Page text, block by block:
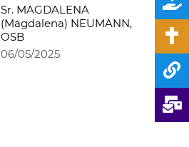
Sr. MAGDALENA
(Magdalena) NEUMANN,
OSB
06/05/2025